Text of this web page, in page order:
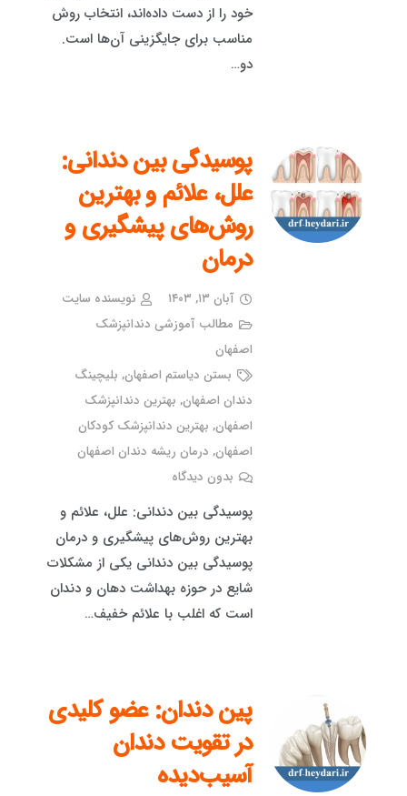
خود را از دست داده‌اند، انتخاب روش
مناسب برای جایگزینی آن‌ها است.
دو…
پوسیدگی بین دندانی:
علل، علائم و بهترین
روش‌های پیشگیری و
درمان
آبان ۱۳, ۱۴۰۳
نویسنده سایت
مطالب آموزشی دندانپزشک
اصفهان
بستن دیاستم اصفهان, بلیچینگ
دندان اصفهان, بهترین دندانپزشک
اصفهان, بهترین دندانپزشک کودکان
اصفهان, درمان ریشه دندان اصفهان
بدون دیدگاه
پوسیدگی بین دندانی: علل، علائم و
بهترین روش‌های پیشگیری و درمان
پوسیدگی بین دندانی یکی از مشکلات
شایع در حوزه بهداشت دهان و دندان
است که اغلب با علائم خفیف…
پین دندان: عضو کلیدی
در تقویت دندان
آسیب‌دیده